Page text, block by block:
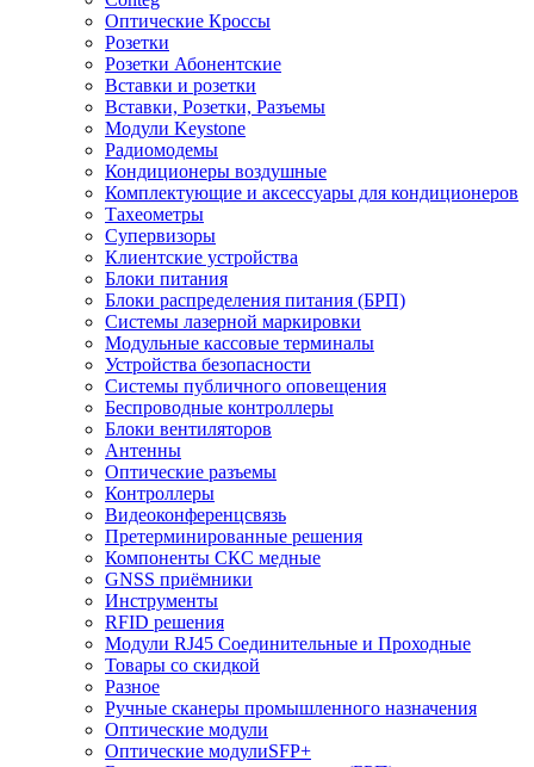
Оптические Кроссы
Розетки
Розетки Абонентские
Вставки и розетки
Вставки, Розетки, Разъемы
Модули Keystone
Радиомодемы
Кондиционеры воздушные
Комплектующие и аксессуары для кондиционеров
Тахеометры
Супервизоры
Клиентские устройства
Блоки питания
Блоки распределения питания (БРП)
Системы лазерной маркировки
Модульные кассовые терминалы
Устройства безопасности
Системы публичного оповещения
Беспроводные контроллеры
Блоки вентиляторов
Антенны
Оптические разъемы
Контроллеры
Видеоконференцсвязь
Претерминированные решения
Компоненты СКС медные
GNSS приёмники
Инструменты
RFID решения
Модули RJ45 Соединительные и Проходные
Товары со скидкой
Разное
Ручные сканеры промышленного назначения
Оптические модули
Оптические модулиSFP+